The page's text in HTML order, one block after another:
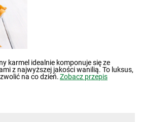
karmel idealnie komponuje się ze
z najwyższej jakości wanilią. To luksus,
na co dzień.Zobacz przepis